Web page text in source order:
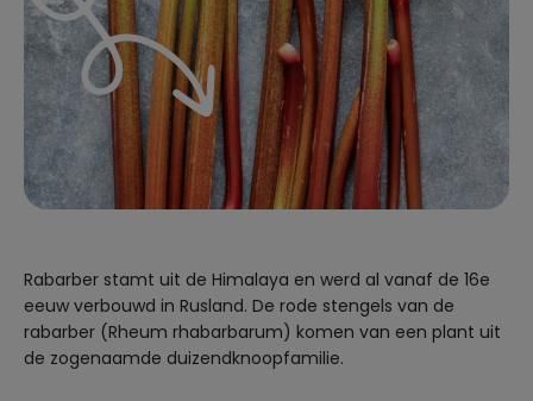
Rabarber stamt uit de Himalaya en werd al vanaf de 16e
eeuw verbouwd in Rusland. De rode stengels van de
rabarber (Rheum rhabarbarum) komen van een plant uit
de zogenaamde duizendknoopfamilie.